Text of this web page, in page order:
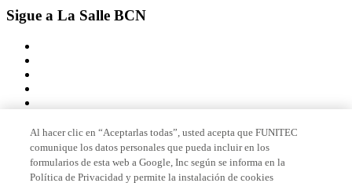
Sigue a La Salle BCN
Miembro de
Al hacer clic en “Aceptarlas todas”, usted acepta que FUNITEC
comunique los datos personales que pueda incluir en los
formularios de esta web a Google, Inc según se informa en la
Política de Privacidad y permite la instalación de cookies